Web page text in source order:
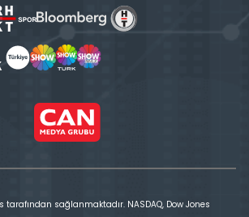
tarafından sağlanmaktadır. NASDAQ, Dow Jones